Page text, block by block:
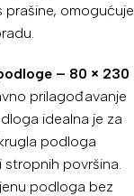
prašine, omogućuje
– 80 × 230
prilagođavanje
idealna je za
podloga
stropnih površina.
podloga bez